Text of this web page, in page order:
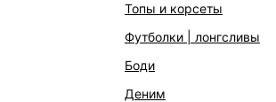
топы и корсеты
футболки | лонгсливы
боди
деним
АКСЕССУАРЫ И УКРАШЕНИЯ
ФИНАЛЬНАЯ РАСПРОДАЖА
ПОДАРОЧНЫЕ СЕРТИФИКАТЫ